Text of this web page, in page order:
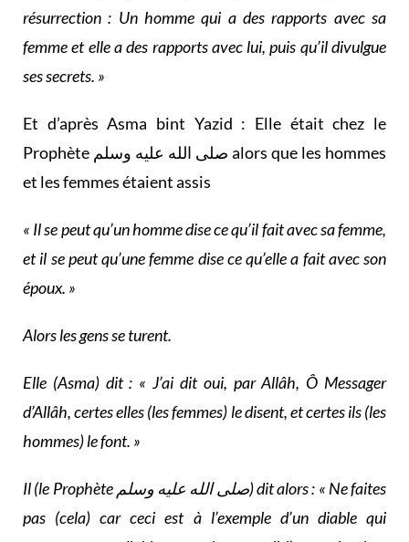
résurrection : Un homme qui a des rapports avec sa
femme et elle a des rapports avec lui, puis qu’il divulgue
ses secrets. »
Et d’après Asma bint Yazid : Elle était chez le
Prophète صلى الله عليه وسلم alors que les hommes
et les femmes étaient assis
« Il se peut qu’un homme dise ce qu’il fait avec sa femme,
et il se peut qu’une femme dise ce qu’elle a fait avec son
époux. »
Alors les gens se turent.
Elle (Asma) dit : « J’ai dit oui, par Allâh, Ô Messager
d’Allâh, certes elles (les femmes) le disent, et certes ils (les
hommes) le font. »
Il (le Prophète صلى الله عليه وسلم) dit alors : « Ne faites
pas (cela) car ceci est à l’exemple d’un diable qui